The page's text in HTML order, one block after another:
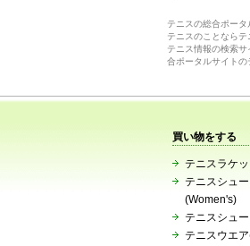
テニスの総合ポータ
テニスのことなら
テニス情報の検索
合ポータルサイトの
買い物をする
テニスラケッ
テニスシュ
(Women's)
テニスシュ
テニスウエ